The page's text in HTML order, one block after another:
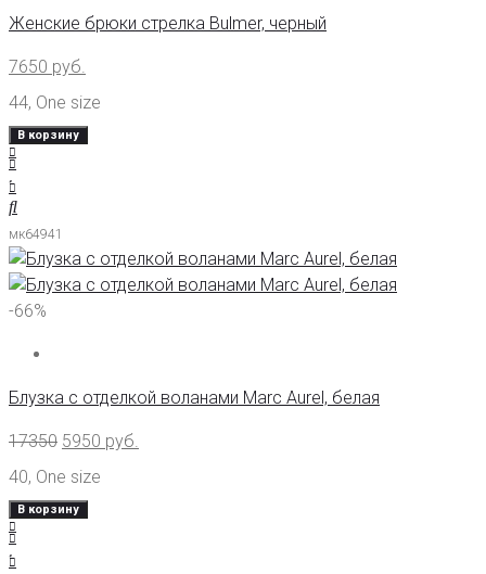
Женские брюки стрелка Bulmer, черный
7650 руб.
44, One size
В корзину
мк64941
-66%
Блузка с отделкой воланами Marc Aurel, белая
17350 5950 руб.
40, One size
В корзину